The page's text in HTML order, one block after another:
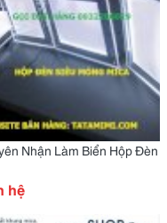
Nhận Làm Biển Hộp Đèn
hệ